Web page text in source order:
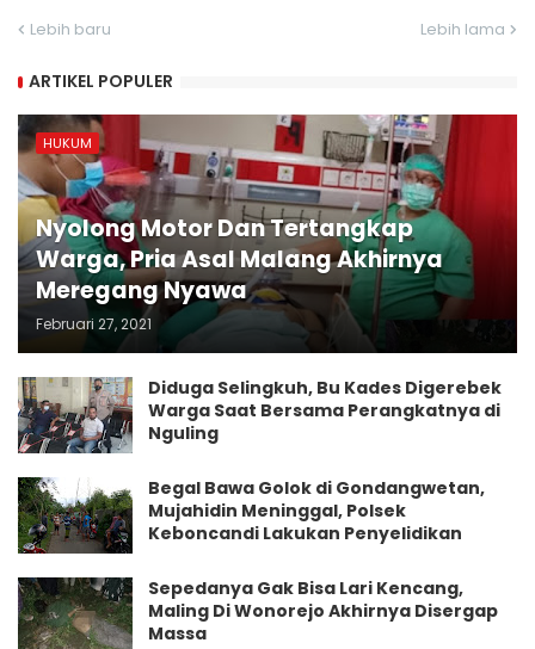
Lebih baru Lebih lama
ARTIKEL POPULER
HUKUM
Nyolong Motor Dan Tertangkap
Warga, Pria Asal Malang Akhirnya
Meregang Nyawa
Februari 27, 2021
Diduga Selingkuh, Bu Kades Digerebek
Warga Saat Bersama Perangkatnya di
Nguling
Begal Bawa Golok di Gondangwetan,
Mujahidin Meninggal, Polsek
Keboncandi Lakukan Penyelidikan
Sepedanya Gak Bisa Lari Kencang,
Maling Di Wonorejo Akhirnya Disergap
Massa